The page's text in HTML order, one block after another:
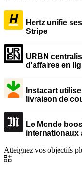
Hertz unifie
Stripe
URBN
d'affaires en
Instacart
livraison de
Le Monde
internationaux
Atteignez vos objectifs